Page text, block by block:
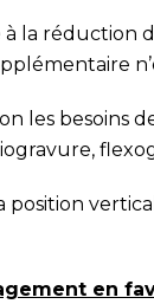
la réduction
les besoins
position
en